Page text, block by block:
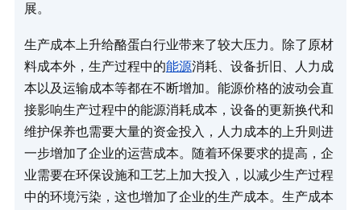
展。​
生产成本上升给酪蛋白行业带来了较大压力。除了原材
料成本外，生产过程中的能源消耗、设备折旧、人力成
本以及运输成本等都在不断增加。能源价格的波动会直
接影响生产过程中的能源消耗成本，设备的更新换代和
维护保养也需要大量的资金投入，人力成本的上升则进
一步增加了企业的运营成本。随着环保要求的提高，企
业需要在环保设施和工艺上加大投入，以减少生产过程
中的环境污染，这也增加了企业的生产成本。生产成本